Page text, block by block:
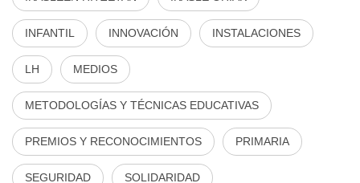
INFANTIL INNOVACIÓN INSTALACIONES
LH MEDIOS
METODOLOGÍAS Y TÉCNICAS EDUCATIVAS
PREMIOS Y RECONOCIMIENTOS PRIMARIA
SEGURIDAD SOLIDARIDAD